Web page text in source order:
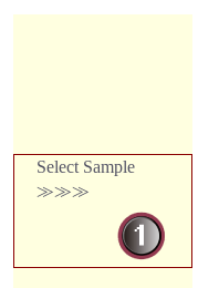
Select Sample
≫≫≫